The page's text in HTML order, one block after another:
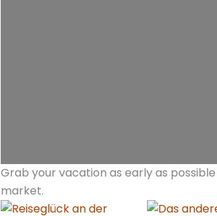
Grab your vacation as early as
market.